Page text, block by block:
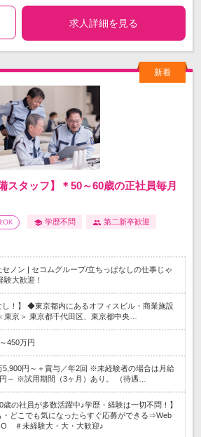
求人詳細を見る
スタッフ】＊50～60歳の正社員毎月
OK 学歴不問 第二新卒歓迎
セノン | セコムグループ/立ちっぱなしの仕事じゃ
験大歓迎！
し！】 ◆東京都内にあるオフィスビル・商業施設
東京＞ 東京都千代田区、東京都中央…
450万円
5,900円～＋賞与／年2回 ※未経験者の場合は月給
～ ※試用期間（3ヶ月）あり。 （待遇…
歳の社員が多数活躍中♪学歴・経験は一切不問！】
・どこでも気になったらすぐ応募ができる⇒Web
＃未経験大・大・大歓迎♪